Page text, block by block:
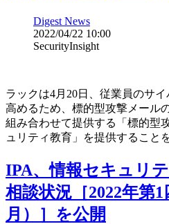
Digest News
2022/04/22 10:00
SecurityInsight
ラックは4月20日、従業員のサ
高めるため、標的型攻撃メール
組み合わせて提供する「標的型
ュリティ教育」を提供すること
IPA、情報セキュリ
相談状況［2022年第
月）］を公開